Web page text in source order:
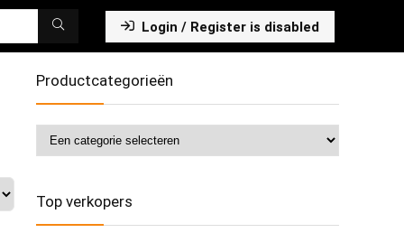
Login / Register is disabled
Productcategorieën
Top verkopers